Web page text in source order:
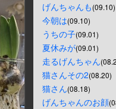
げんちゃんも(09.10)
今朝は(09.10)
うちの子(09.01)
夏休みが(09.01)
走るげんちゃん
猫さんその2(08.20)
猫さん(08.18)
げんちゃんのお顔